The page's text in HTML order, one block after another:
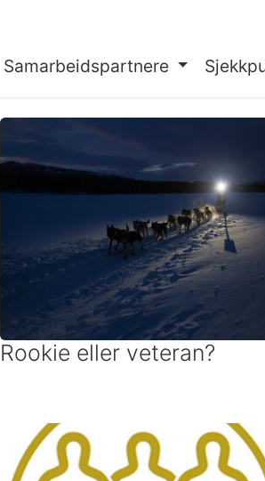
Samarbeidspartnere
Rookie eller veteran?